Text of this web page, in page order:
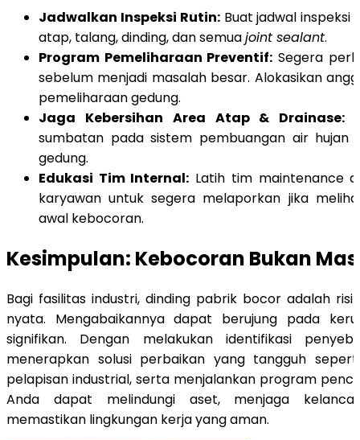
Jadwalkan Inspeksi Rutin:Buat jadwal inspeksi
atap, talang, dinding, dan semuajoint sealant.
Program Pemeliharaan Preventif: Segera
sebelum menjadi masalah besar. Alokasikan
pemeliharaan gedung.
Jaga Kebersihan Area Atap & Drainase:
sumbatan pada sistem pembuangan air
gedung.
Edukasi Tim Internal: Latih tim maintenance
karyawan untuk segera melaporkan jika
awal kebocoran.
Kesimpulan: Kebocoran Bukan
Bagi fasilitas industri, dinding pabrik bocor adalah
nyata. Mengabaikannya dapat berujung pada
signifikan. Dengan melakukan identifikasi
menerapkan solusi perbaikan yang tangguh
pelapisan industrial, serta menjalankan program
Anda dapat melindungi aset, menjaga
memastikan lingkungan kerja yang aman.